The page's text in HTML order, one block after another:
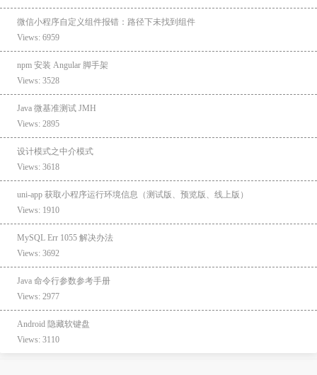
微信小程序自定义组件报错：路径下未找到组件
Views: 6959
npm 安装 Angular 脚手架
Views: 3528
Java 微基准测试 JMH
Views: 2895
设计模式之中介模式
Views: 3618
uni-app 获取小程序运行环境信息（测试版、预览版、线上版）
Views: 1910
MySQL Err 1055 解决办法
Views: 3692
Java 命令行参数参考手册
Views: 2977
Android 隐藏软键盘
Views: 3110